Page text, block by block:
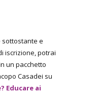
sottostante e
iscrizione, potrai
un pacchetto
Casadei su
Educare ai